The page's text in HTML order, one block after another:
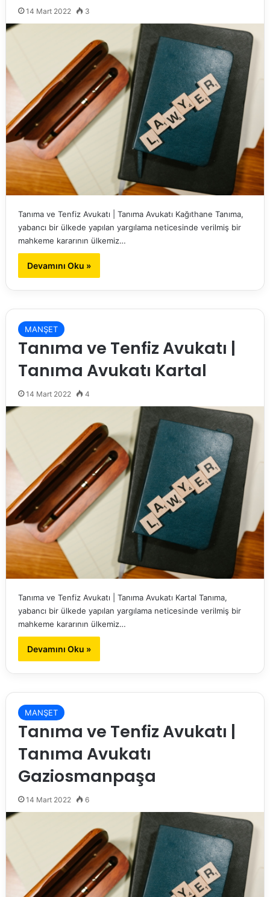
14 Mart 2022 3
Tanıma ve Tenfiz Avukatı | Tanıma Avukatı Kağıthane Tanıma,
yabancı bir ülkede yapılan yargılama neticesinde verilmiş bir
mahkeme kararının ülkemiz…
Devamını Oku »
MANŞET
Tanıma ve Tenfiz Avukatı |
Tanıma Avukatı Kartal
14 Mart 2022 4
Tanıma ve Tenfiz Avukatı | Tanıma Avukatı Kartal Tanıma,
yabancı bir ülkede yapılan yargılama neticesinde verilmiş bir
mahkeme kararının ülkemiz…
Devamını Oku »
MANŞET
Tanıma ve Tenfiz Avukatı |
Tanıma Avukatı
Gaziosmanpaşa
14 Mart 2022 6